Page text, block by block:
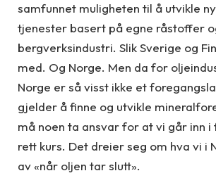
samfunnet muligheten til å utvikle
tjenester basert på egne råstoffer
bergverksindustri. Slik Sverige og
med. Og Norge. Men da for
Norge er så visst ikke et
gjelder å finne og utvikle
må noen ta ansvar for at vi går inn
rett kurs. Det dreier seg om hva vi i
av «når oljen tar slutt».